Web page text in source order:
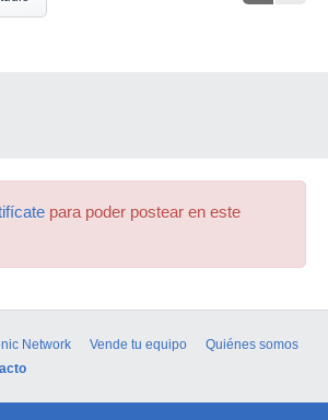
para poder postear en este
Network Vende tu equipo
Quiénes somos